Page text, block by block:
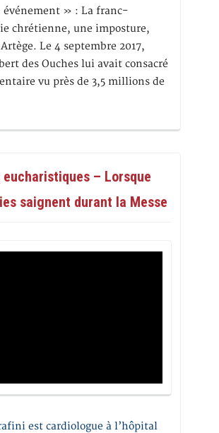
événement » : La franc-
chrétienne, une imposture,
Le 4 septembre 2017,
des Ouches lui avait consacré
vu près de 3,5 millions de
– Lorsque
saignent durant la Messe
est cardiologue à l’hôpital